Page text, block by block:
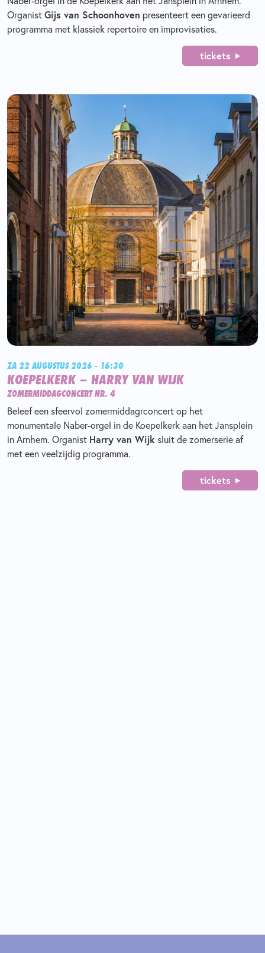
OrganistGijs van Schoonhoven presenteert een gevarieerd
programma met klassiek repertoire en improvisaties.
tickets
ZA 22 AUGUSTUS 2026 - 16:30
KOEPELKERK – HARRY VAN WIJK
ZOMERMIDDAGCONCERT NR. 4
Beleef een sfeervol zomermiddagrconcert op het
monumentale Naber-orgel in de Koepelkerk aan het Jansplein
in Arnhem. Organist Harry van Wijk sluit de zomerserie af
met een veelzijdig programma.
tickets